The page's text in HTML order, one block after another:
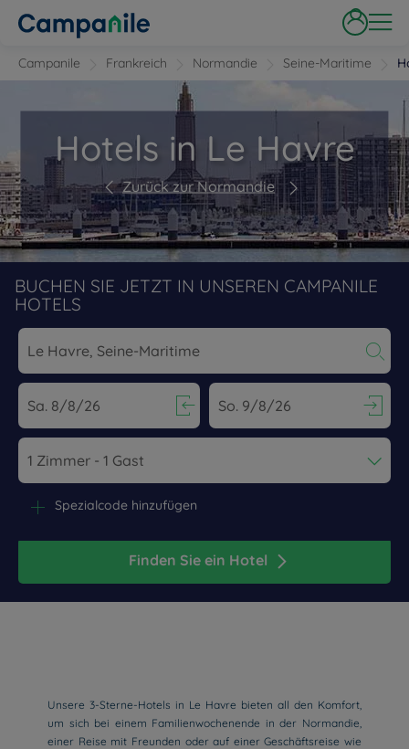
Campanile Frankreich Normandie Seine-Maritime
Hotels in Le Havre
Zurück zur Normandie
BUCHEN SIE JETZT IN UNSEREN CAMPANILE
HOTELS
Navigate forward to interact with the calendar and select a
Navigate backward to interact
Finden Sie ein Hotel
Spezialcode hinzufügen
Unsere 3-Sterne-Hotels in Le Havre bieten all den Komfort,
um sich bei einem Familienwochenende in der Normandie,
einer Reise mit Freunden oder auf einer Geschäftsreise wie